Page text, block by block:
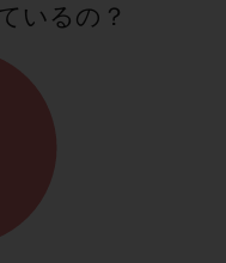
いるの？